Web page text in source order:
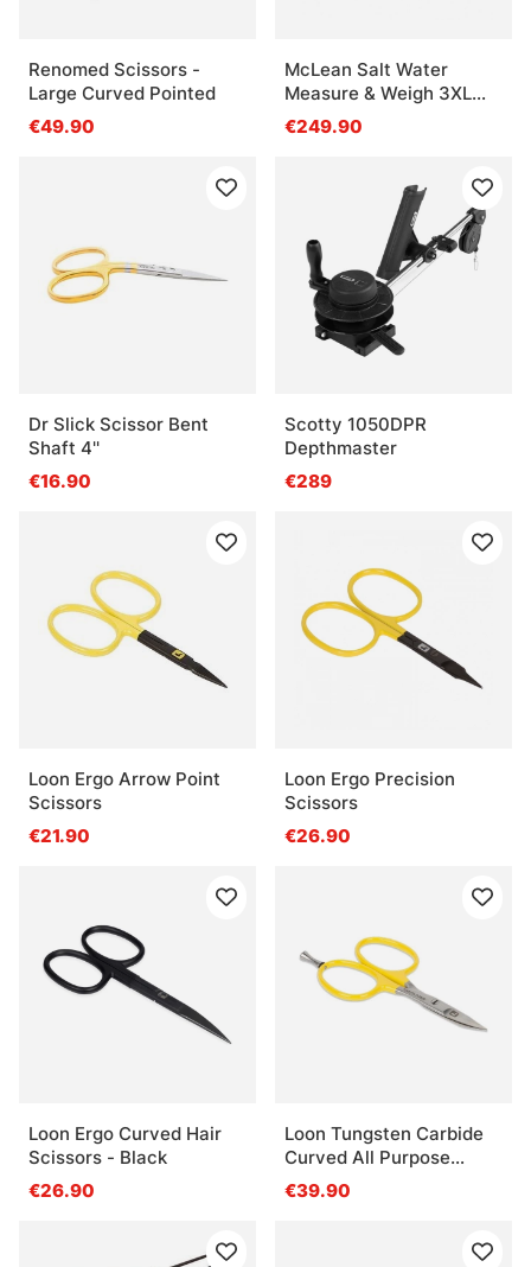
Renomed Scissors -
Large Curved Pointed
€49.90
McLean Salt Water
Measure & Weigh 3XL
(Model R707)
€249.90
Dr Slick Scissor Bent
Shaft 4''
€16.90
Scotty 1050DPR
Depthmaster
€289
Loon Ergo Arrow Point
Scissors
€21.90
Loon Ergo Precision
Scissors
€26.90
Loon Ergo Curved Hair
Scissors - Black
€26.90
Loon Tungsten Carbide
Curved All Purpose
Scissors
€39.90